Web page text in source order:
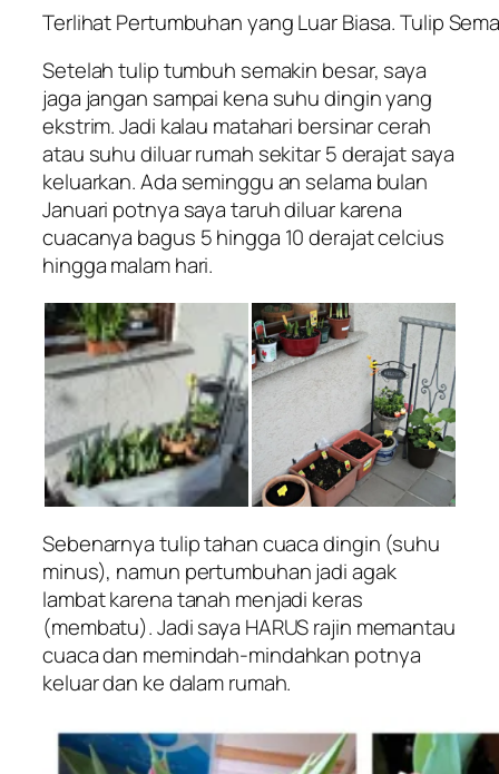
Terlihat Pertumbuhan yang Luar Biasa. Tulip
Setelah tulip tumbuh semakin besar, saya
jaga jangan sampai kena suhu dingin yang
ekstrim. Jadi kalau matahari bersinar cerah
atau suhu diluar rumah sekitar 5 derajat saya
keluarkan. Ada seminggu an selama bulan
Januari potnya saya taruh diluar karena
cuacanya bagus 5 hingga 10 derajat celcius
hingga malam hari.
Sebenarnya tulip tahan cuaca dingin (suhu
minus), namun pertumbuhan jadi agak
lambat karena tanah menjadi keras
(membatu). Jadi saya HARUS rajin memantau
cuaca dan memindah-mindahkan potnya
keluar dan ke dalam rumah.